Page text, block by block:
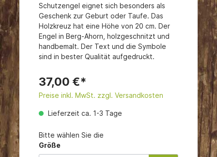
Schutzengel eignet sich besonders als
Geschenk zur Geburt oder Taufe. Das
Holzkreuz hat eine Höhe von 20 cm. Der
Engel in Berg-Ahorn, holzgeschnitzt und
handbemalt. Der Text und die Symbole
sind in bester Qualität aufgedruckt.
37,00 €*
Preise inkl. MwSt. zzgl. Versandkosten
Lieferzeit ca. 1-3 Tage
Bitte wählen Sie die
Größe